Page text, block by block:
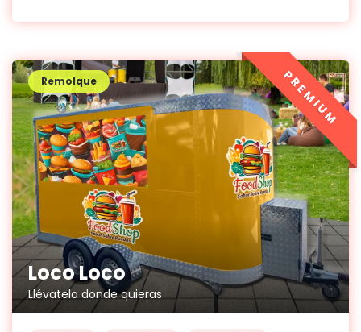
Loco Loco
Llévatelo donde quieras
Remolque PREMIUM